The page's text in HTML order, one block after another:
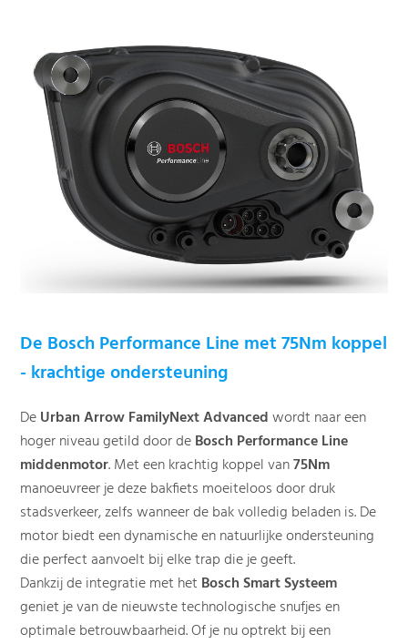
De Bosch Performance Line met 75Nm koppel
- krachtige ondersteuning
DeUrban Arrow FamilyNext Advancedwordt naar een
hoger niveau getild door deBosch Performance Line
middenmotor. Met een krachtig koppel van75Nm
manoeuvreer je deze bakfiets moeiteloos door druk
stadsverkeer, zelfs wanneer de bak volledig beladen is. De
motor biedt een dynamische en natuurlijke ondersteuning
die perfect aanvoelt bij elke trap die je geeft.
Dankzij de integratie met het Bosch Smart Systeem
geniet je van de nieuwste technologische snufjes en
optimale betrouwbaarheid. Of je nu optrekt bij een